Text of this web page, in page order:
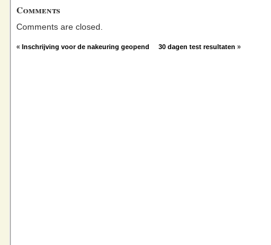
Comments
Comments are closed.
« Inschrijving voor de nakeuring geopend 30 dagen test resultaten »